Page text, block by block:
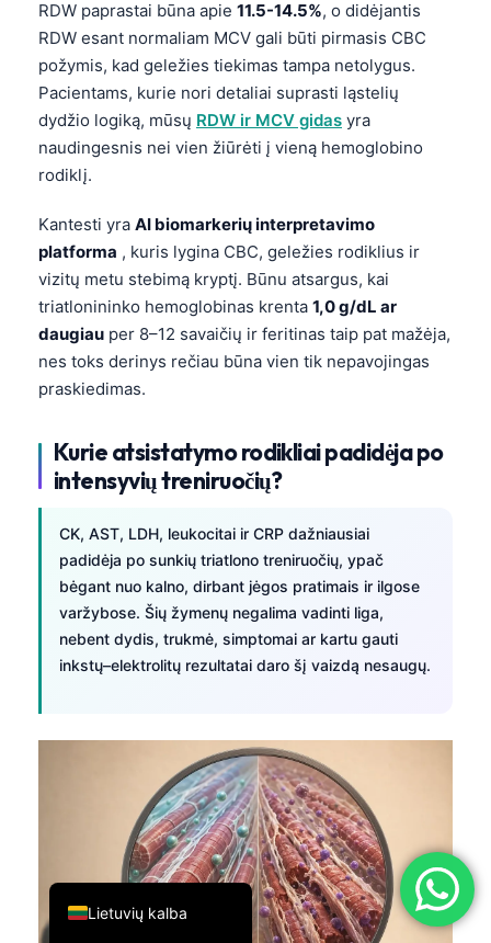
RDW paprastai būna apie 11.5-14.5%, o didėjantis
RDW esant normaliam MCV gali būti pirmasis CBC
požymis, kad geležies tiekimas tampa netolygus.
Pacientams, kurie nori detaliai suprasti ląstelių
dydžio logiką, mūsų RDW ir MCV gidas yra
naudingesnis nei vien žiūrėti į vieną hemoglobino
rodiklį.
Kantesti yra AI biomarkerių interpretavimo
platforma , kuris lygina CBC, geležies rodiklius ir
vizitų metu stebimą kryptį. Būnu atsargus, kai
triatlonininko hemoglobinas krenta 1,0 g/dL ar
daugiau per 8–12 savaičių ir feritinas taip pat mažėja,
nes toks derinys rečiau būna vien tik nepavojingas
praskiedimas.
Kurie atsistatymo rodikliai padidėja po
intensyvių treniruočių?
CK, AST, LDH, leukocitai ir CRP dažniausiai
padidėja po sunkių triatlono treniruočių, ypač
bėgant nuo kalno, dirbant jėgos pratimais ir ilgose
varžybose. Šių žymenų negalima vadinti liga,
nebent dydis, trukmė, simptomai ar kartu gauti
inkstų–elektrolitų rezultatai daro šį vaizdą nesaugų.
Lietuvių kalba
English
Deutsch
Español
Português
Ελληνικά
Türkçe
简体中文
فارسی
Dansk
Nederlands
हिन्दी
Bahasa Indonesia
Հայերեն
Српски језик
Svenska
Bosanski
Azərbaycan dili
Eesti